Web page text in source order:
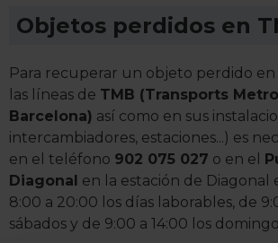
Objetos perdidos en
Para recuperar un objeto perdido
las líneas de TMB (Transports
Barcelona) así como en sus
intercambiadores, estaciones...) es
en el teléfono 902 075 027 o en el
Diagonal en la estación de Diagonal
8:00 a 20:00 los días laborables, de
sábados y de 9:00 a 14:00 los